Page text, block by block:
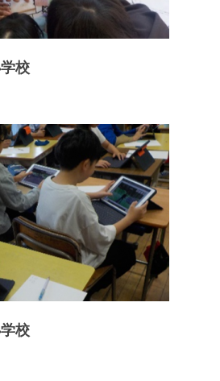
校
校